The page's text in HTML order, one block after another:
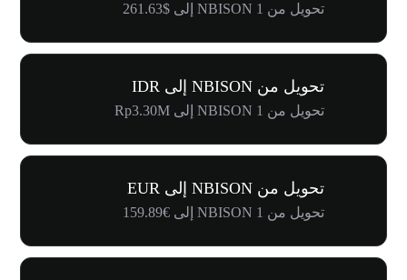
تحويل من 1 NBISON إلى $261.63
تحويل من NBISON إلى IDR
تحويل من 1 NBISON إلى Rp3.30M
تحويل من NBISON إلى EUR
تحويل من 1 NBISON إلى €159.89